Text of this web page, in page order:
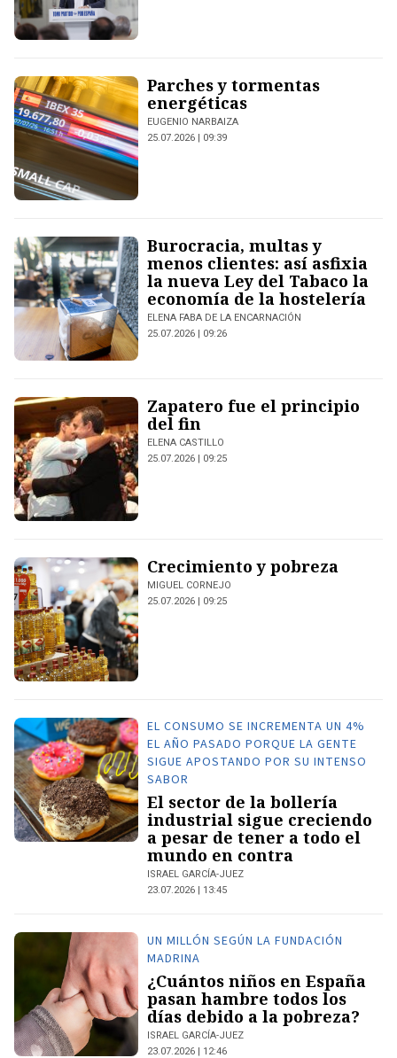
Parches y tormentas
energéticas
EUGENIO NARBAIZA
25.07.2026 | 09:39
Burocracia, multas y
menos clientes: así asfixia
la nueva Ley del Tabaco la
economía de la hostelería
ELENA FABA DE LA ENCARNACIÓN
25.07.2026 | 09:26
Zapatero fue el principio
del fin
ELENA CASTILLO
25.07.2026 | 09:25
Crecimiento y pobreza
MIGUEL CORNEJO
25.07.2026 | 09:25
EL CONSUMO SE INCREMENTA UN 4%
EL AÑO PASADO PORQUE LA GENTE
SIGUE APOSTANDO POR SU INTENSO
SABOR
El sector de la bollería
industrial sigue creciendo
a pesar de tener a todo el
mundo en contra
ISRAEL GARCÍA-JUEZ
23.07.2026 | 13:45
UN MILLÓN SEGÚN LA FUNDACIÓN
MADRINA
¿Cuántos niños en España
pasan hambre todos los
días debido a la pobreza?
ISRAEL GARCÍA-JUEZ
23.07.2026 | 12:46